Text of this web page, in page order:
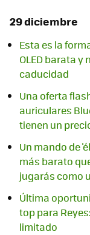
29 diciembre
Esta es la
OLED barata y
caducidad
Una oferta
auriculares
tienen un
Un mando de
más barato
jugarás como
Última
top para
limitado